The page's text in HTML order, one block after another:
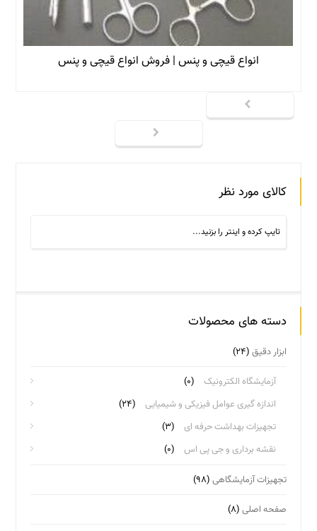
انواع قیچی و پنس | فروش انواع قیچی و پنس
کالای مورد نظر
دسته های محصولات
ابزار دقیق (۲۴)
آزمایشگاه الکترونیک
(۰)
اندازه گیری عوامل فیزیکی و شیمیایی
(۲۴)
تجهیزات بهداشت حرفه ای
(۳)
نقشه برداری و جی پی اس
(۰)
تجهیزات آزمایشگاهی (۹۸)
صفحه اصلی (۸)